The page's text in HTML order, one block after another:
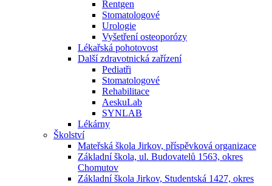
Rentgen
Stomatologové
Urologie
Vyšetření osteoporózy
Lékařská pohotovost
Další zdravotnická zařízení
Pediatři
Stomatologové
Rehabilitace
AeskuLab
SYNLAB
Lékárny
Školství
Mateřská škola Jirkov, příspěvková organizace
Základní škola, ul. Budovatelů 1563, okres
Chomutov
Základní škola Jirkov, Studentská 1427, okres